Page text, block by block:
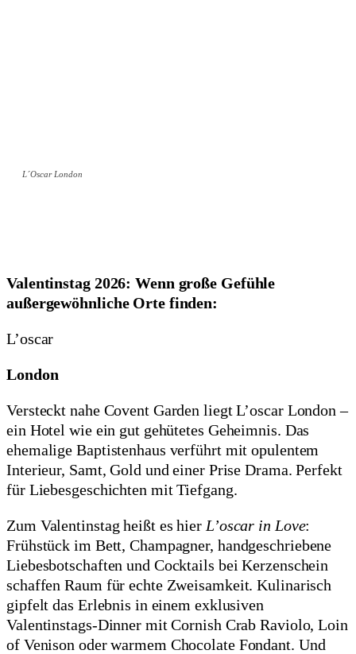
L´Oscar London
Valentinstag 2026: Wenn große Gefühle
außergewöhnliche Orte finden:
L’oscar
London
Versteckt nahe Covent Garden liegt L’oscar London –
ein Hotel wie ein gut gehütetes Geheimnis. Das
ehemalige Baptistenhaus verführt mit opulentem
Interieur, Samt, Gold und einer Prise Drama. Perfekt
für Liebesgeschichten mit Tiefgang.
Zum Valentinstag heißt es hier L’oscar in Love:
Frühstück im Bett, Champagner, handgeschriebene
Liebesbotschaften und Cocktails bei Kerzenschein
schaffen Raum für echte Zweisamkeit. Kulinarisch
gipfelt das Erlebnis in einem exklusiven
Valentinstags-Dinner mit Cornish Crab Raviolo, Loin
of Venison oder warmem Chocolate Fondant. Und